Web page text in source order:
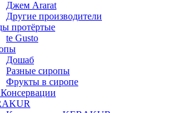
Джем Ararat
Другие производители
протёртые
te Gusto
Дошаб
Разные сиропы
Фрукты в сиропе